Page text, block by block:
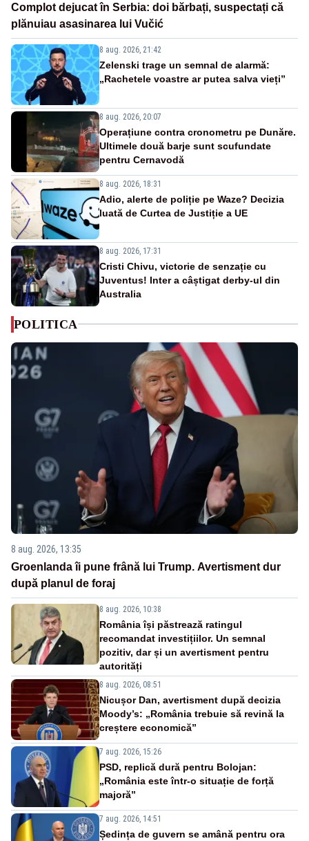
Complot dejucat în Serbia: doi bărbați, suspectați că
plănuiau asasinarea lui Vučić
8 aug. 2026, 21:42
Zelenski trage un semnal de alarmă:
„Rachetele voastre ar putea salva vieți”
8 aug. 2026, 20:07
Operațiune contra cronometru pe Dunăre.
Ultimele două barje sunt scufundate
pentru Cernavodă
8 aug. 2026, 18:31
Adio, alerte de poliție pe Waze? Decizia
luată de Curtea de Justiție a UE
8 aug. 2026, 17:31
Cristi Chivu, victorie de senzație cu
Juventus! Inter a câștigat derby-ul din
Australia
POLITICA
8 aug. 2026, 13:35
Groenlanda îi pune frână lui Trump. Avertisment dur
după planul de foraj
8 aug. 2026, 10:38
România își păstrează ratingul
recomandat investițiilor. Un semnal
pozitiv, dar și un avertisment pentru
autorități
8 aug. 2026, 08:51
Nicușor Dan, avertisment după decizia
Moody’s: „România trebuie să revină la
creștere economică”
7 aug. 2026, 15:26
PSD, replică dură pentru Bolojan:
„România este într-o situație de forță
majoră”
7 aug. 2026, 14:51
Ședința de guvern se amână pentru ora